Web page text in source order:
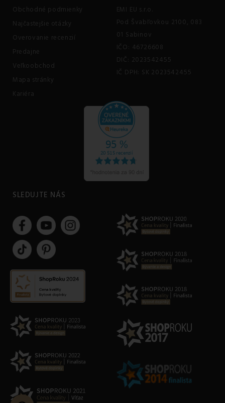
Obchodné podmienky
Najčastejšie otázky
Overovanie recenzií
Predajne
Veľkoobchod
Mapa stránky
Kariéra
EMI EU s.r.o.
Pod Švabľovkou 2100, 083
01 Sabinov
IČO: 46726608
DIČ: 2023542455
IČ DPH: SK 2023542455
SLEDUJTE NÁS